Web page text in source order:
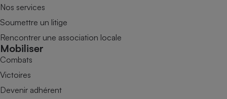
Nos services
Soumettre un litige
Rencontrer une association locale
Mobiliser
Combats
Victoires
Devenir adhérent